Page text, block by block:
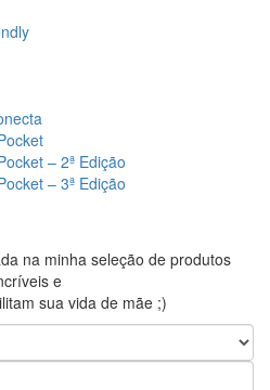
– 2ª Edição
– 3ª Edição
na minha seleção de produtos
e
sua vida de mãe ;)